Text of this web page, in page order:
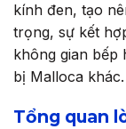
kính đen, tạo
trọng, sự kết
không gian bếp
bị Malloca khác.
Tổng quan